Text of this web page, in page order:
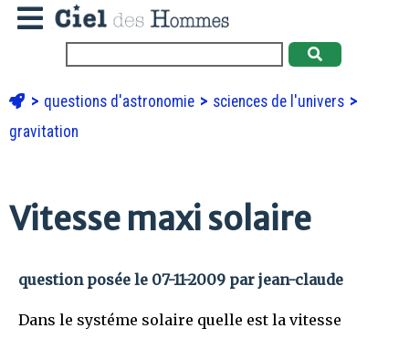
questions d'astronomie
sciences de l'univers
gravitation
Vitesse maxi solaire
question posée le 07-11-2009 par jean-claude
Dans le systéme solaire quelle est la vitesse